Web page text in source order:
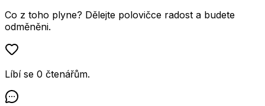
Co z toho plyne? Dělejte polovičce radost a budete
odměněni.
Líbí se 0 čtenářům.